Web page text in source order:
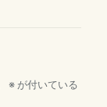
※ が付いている